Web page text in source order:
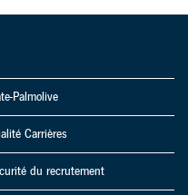
Palmolive
Carrières
du recrutement